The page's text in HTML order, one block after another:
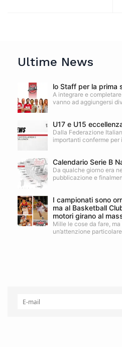
Ultime News
lo Staff per la prima
A integrare e
vanno ad aggiungersi
U17 e U15
Dalla Federazione
importanti conferme per
Calendario Serie B
Da qualche giorno era
pubblicazione e
I campionati sono
ma al Basketball
motori girano al
Mille le cose da fare, ma
un’attenzione